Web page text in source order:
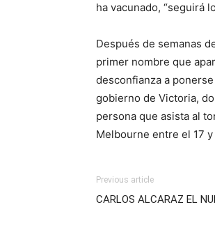
ha vacunado, “seguirá
Después de semanas
primer nombre que
desconfianza a
gobierno de Victoria,
persona que asista al
Melbourne entre el 17
Previous article
CARLOS ALCARAZ EL